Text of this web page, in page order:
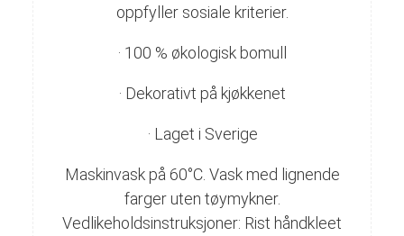
oppfyller sosiale kriterier.
· 100 % økologisk bomull
· Dekorativt på kjøkkenet
· Laget i Sverige
Maskinvask på 60°C. Vask med lignende
farger uten tøymykner.
Vedlikeholdsinstruksjoner: Rist håndkleet